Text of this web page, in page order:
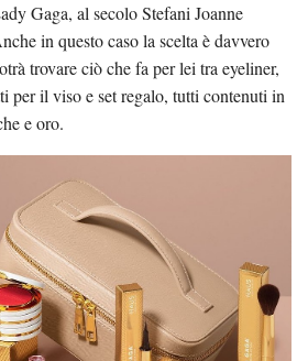
Gaga, al secolo Stefani Joanne
in questo caso la scelta è davvero
trovare ciò che fa per lei tra eyeliner,
per il viso e set regalo, tutti contenuti in
e oro.